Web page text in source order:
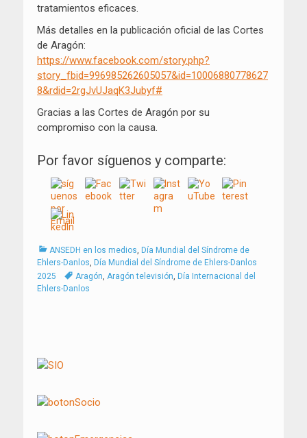
tratamientos eficaces.
Más detalles en la publicación oficial de las Cortes
de Aragón:
https://www.facebook.com/story.php?
story_fbid=996985262605057&id=10006880778627
8&rdid=2rgJvUJaqK3Jubyf#
Gracias a las Cortes de Aragón por su
compromiso con la causa.
Por favor síguenos y comparte:
Categorías
ANSEDH en los medios, Día Mundial del Síndrome de
Ehlers-Danlos, Día Mundial del Síndrome de Ehlers-Danlos
2025
TagsAragón, Aragón televisión, Día Internacional del
Ehlers-Danlos
entradas